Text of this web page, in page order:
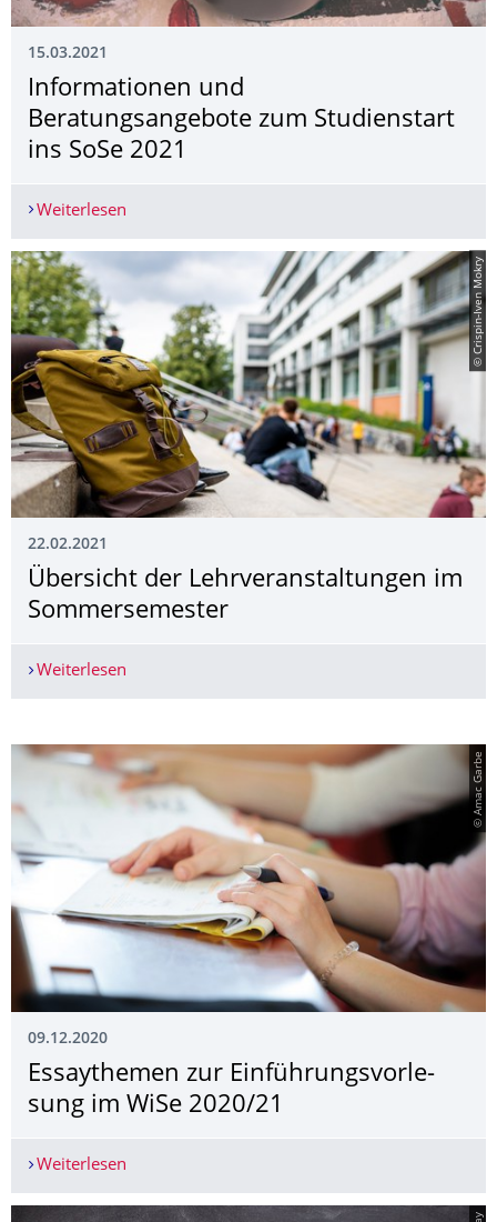
15.03.2021
Informationen und
Beratungsangebote zum Studienstart
ins SoSe 2021
Weiterlesen
© Crispin-Iven Mokry
22.02.2021
Übersicht der Lehrveranstaltun­gen im
Sommersemester
Weiterlesen
© Amac Garbe
09.12.2020
Essaythemen zur Einführungsvorle­
sung im WiSe 2020/21
Weiterlesen